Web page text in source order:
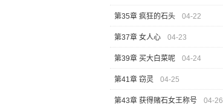
第35章 疯狂的石头 04-22
第37章 女人心 04-23
第39章 买大白菜呢 04-24
第41章 窃灵 04-25
第43章 获得赌石女王称号 04-26